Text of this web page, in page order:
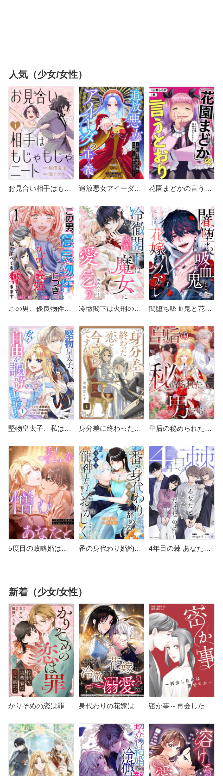
人気（少女/女性）
お見合い相手はもじ
で読める？ピッコマ
やAmazon Kindle
は？
追放悪女アイーダの
シーモアやAmazon
Kindleは？
花園まどかの言うと
シーモアやAmazon
Kindleは？
この男、優良物件に
めちゃコミックや
Amazon Kindleは？
冷徹閣下は火刑の魔
読める？シーモアや
Amazon Kindleは？
闇堕ち吸血鬼と花嫁
る？シーモアや
Amazon Kindleは？
堅物皇太子、私は自
だきます！ どこで読
める？ピッコマや
Amazon Kindleは？
身分差に終わった恋
どこで読める？ピッ
コマやAmazon
Kindleは？
皇后の秘められた男
シーモアやAmazon
Kindleは？
5度目の政略婚は、
は？
番の身代わり婚約者
Kindleは？
4年目の棘 あなたと
新着（少女/女性）
かりそめの恋は罪 ど
アやAmazon Kindle
は？
身代わりの花嫁は冷
どこで読める？シー
モアやAmazon
Kindleは？
密か事～再会したの
読める？シーモアや
Amazon Kindleは？